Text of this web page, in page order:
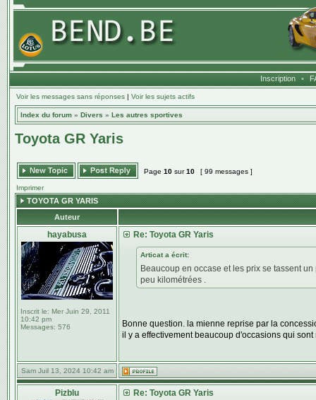
Inscription •
Voir les messages sans réponses | Voir les sujets actifs
Index du forum » Divers » Les autres sportives
Toyota GR Yaris
Page 10 sur10 [ 99 messages ]
Imprimer
TOYOTA GR YARIS
Auteur
hayabusa
Inscrit le: Mer Juin 29, 2011
10:42 pm
Messages: 576
Re: Toyota GR Yaris
Articat a écrit:
Beaucoup en occase et les prix se tassent
peu kilométrées .
Bonne question. la mienne reprise par la
il y a effectivement beaucoup d'occasions qui
Sam Juil 13, 2024 10:42 am
Pizblu
Re: Toyota GR Yaris